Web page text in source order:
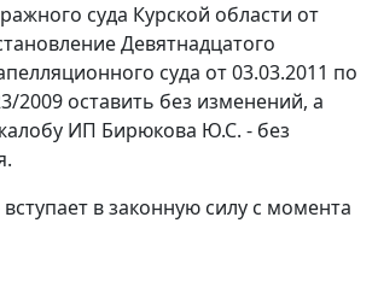
суда Курской области от
Девятнадцатого
суда от 03.03.2011 по
2009 оставить без изменений, а
ИП Бирюкова Ю.С. - без
в законную силу с момента